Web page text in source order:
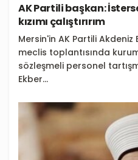
AK Partili başkan:
kızımı çalıştırırım
Mersin'in AK Partili Akdeniz
meclis toplantısında
sözleşmeli personel
Ekber...